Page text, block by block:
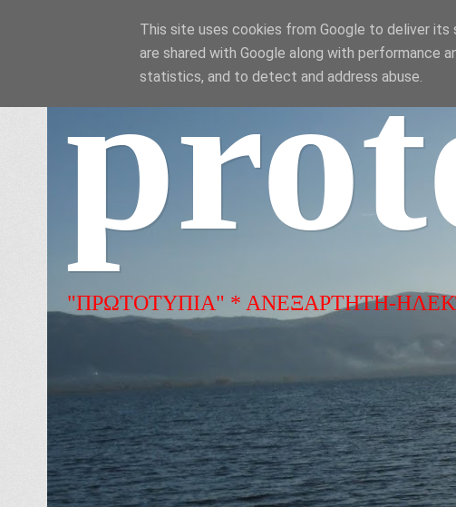
"ΠΡΩΤΟΤΥΠΙΑ" * ΑΝΕΞΑΡΤΗΤΗ-
This site uses cookies from Google to deliver its
are shared with Google along with performance
statistics, and to detect and address abuse.